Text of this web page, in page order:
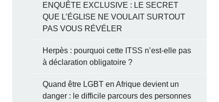
ENQUÊTE EXCLUSIVE : LE SECRET
QUE L’ÉGLISE NE VOULAIT SURTOUT
PAS VOUS RÉVÉLER
Herpès : pourquoi cette ITSS n’est-elle pas
à déclaration obligatoire ?
Quand être LGBT en Afrique devient un
danger : le difficile parcours des personnes